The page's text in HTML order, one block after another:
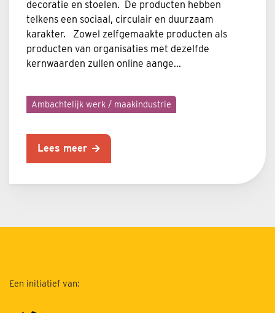
decoratie en stoelen. De producten hebben
telkens een sociaal, circulair en duurzaam
karakter. Zowel zelfgemaakte producten als
producten van organisaties met dezelfde
kernwaarden zullen online aange...
Ambachtelijk werk / maakindustrie
Lees meer
Een initiatief van: